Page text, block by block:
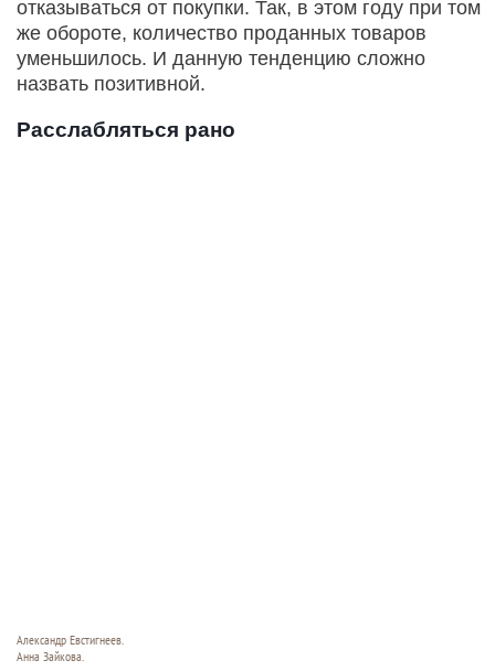
отказываться от покупки. Так, в этом году при том
же обороте, количество проданных товаров
уменьшилось. И данную тенденцию сложно
назвать позитивной.
Расслабляться рано
Александр Евстигнеев.
Анна Зайкова.